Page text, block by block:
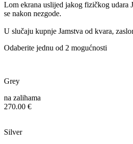
Lom ekrana uslijed jakog fizičkog udara
se nakon nezgode.
U slučaju kupnje Jamstva od kvara,
Odaberite jednu od 2 mogućnosti
Grey
na zalihama
270.00 €
Silver